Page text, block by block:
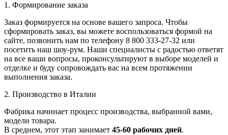
1. Формирование заказа
Заказ формируется на основе вашего запроса. Чтобы
сформировать заказ, вы можете воспользоваться формой на
сайте, позвонить нам по телефону 8 800 333-27-32 или
посетить наш шоу-рум. Наши специалисты с радостью ответят
на все ваши вопросы, проконсультируют в выборе моделей и
отделке и буду сопровождать вас на всем протяжении
выполнения заказа.
2. Производство в Италии
Фабрика начинает процесс производства, выбранной вами,
модели товара.
В среднем, этот этап занимает 45-60 рабочих дней.